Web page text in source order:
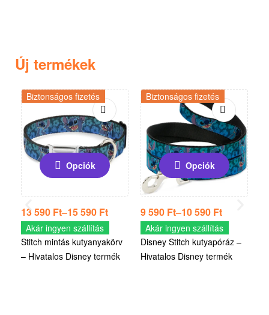
Új termékek
Biztonságos fizetés
Opciók
13 590 Ft–15 590 Ft
Akár ingyen szállítás
Stitch mintás kutyanyakörv
– Hivatalos Disney termék
Biztonságos fizetés
Opciók
9 590 Ft–10 590 Ft
Akár ingyen szállítás
Disney Stitch kutyapóráz –
Hivatalos Disney termék